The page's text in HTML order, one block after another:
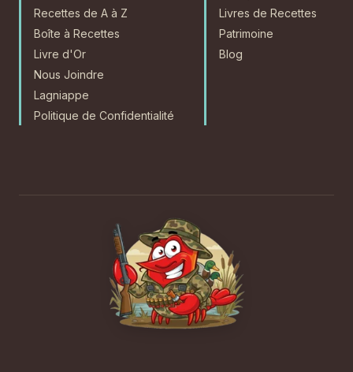
Recettes de A à Z
Boîte à Recettes
Livre d'Or
Nous Joindre
Lagniappe
Politique de Confidentialité
Livres de Recettes
Patrimoine
Blog